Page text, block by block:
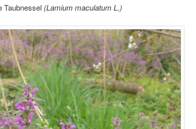
Taubnessel (Lamium maculatum L.)